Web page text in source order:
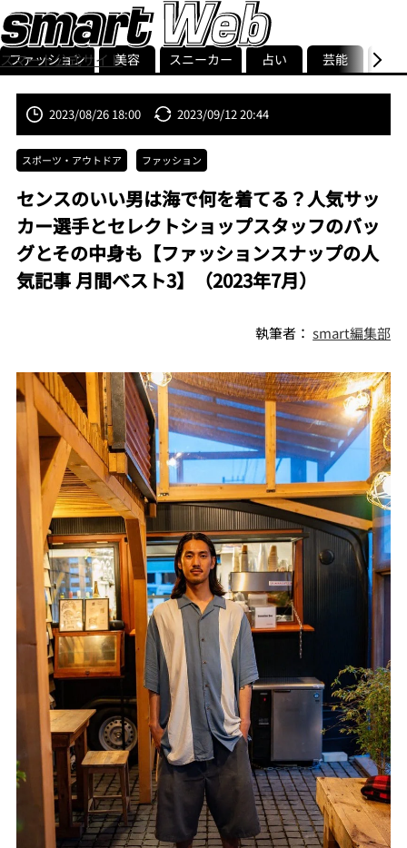
スマート公式サイト
smart最新号
記事一覧ランキング
ストリ
ファッション 美容 スニーカー 占い 芸能 グル
2023/08/26 18:00 2023/09/12 20:44
スポーツ・アウトドア ファッション
センスのいい男は海で何を着てる？人気サッ
カー選手とセレクトショップスタッフのバッ
グとその中身も【ファッションスナップの人
気記事 月間ベスト3】（2023年7月）
執筆者：smart編集部